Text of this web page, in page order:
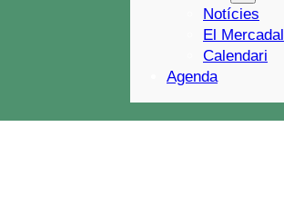
Notícies
El Mercadal
Calendari
Agenda